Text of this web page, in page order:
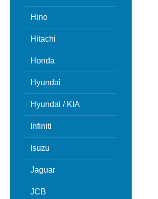
Hino
Hitachi
Honda
Hyundai
Hyundai / KIA
Infiniti
Isuzu
Jaguar
JCB